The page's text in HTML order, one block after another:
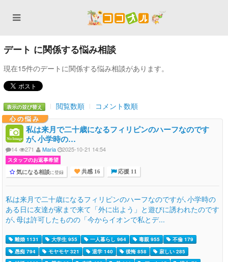
デート に関係する悩み相談
現在15件のデートに関係する悩み相談があります。
表示の並び替え 閲覧数順 コメント数順
心の悩み
私は来月で二十歳になるフィリピンのハーフなのです
が､小学時の…
14 271 Maria 2025-10-21 14:54
スタッフのお返事希望
気になる相談に登録 共感 16 応援 11
私は来月で二十歳になるフィリピンのハーフなのですが､小学時の
ある日に友達が家まで来て「外に出よう」と遊びに誘われたのです
が､母は許可したものの「今からイオンで私とデ...
離婚 1131 大学生 955 一人暮らし 964 毒親 955
不倫 179
愚痴 794
モヤモヤ 321 退学 140 後悔 858
寂しい 285